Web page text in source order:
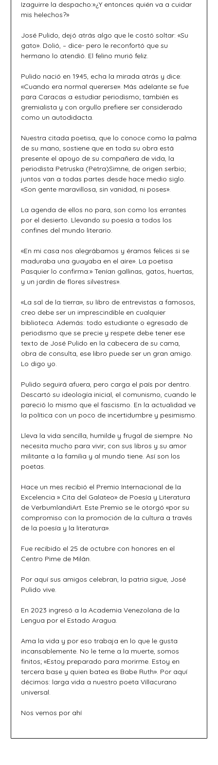
Izaguirre la despacho:»¿Y entonces quién va a cuidar
mis helechos?»
José Pulido, dejó atrás algo que le costó soltar: «Su
gato». Dolió, – dice- pero le reconfortó que su
hermano lo atendió. El felino murió feliz.
Pulido nació en 1945, echa la mirada atrás y dice:
«Cuando era normal quererse». Más adelante se fue
para Caracas a estudiar periodismo; también es
gremialista y con orgullo prefiere ser considerado
como un autodidacta.
Nuestra citada poetisa, que lo conoce como la palma
de su mano, sostiene que en toda su obra está
presente el apoyo de su compañera de vida, la
periodista Petruska (Petra)Simne, de origen serbio;
juntos van a todas partes desde hace medio siglo.
«Son gente maravillosa, sin vanidad, ni poses».
La agenda de ellos no para, son como los errantes
por el desierto. Llevando su poesía a todos los
confines del mundo literario.
«En mi casa nos alegrábamos y éramos felices si se
maduraba una guayaba en el aire». La poetisa
Pasquier lo confirma:» Tenían gallinas, gatos, huertas,
y un jardín de flores silvestres».
«La sal de la tierra», su libro de entrevistas a famosos,
creo debe ser un imprescindible en cualquier
biblioteca. Además: todo estudiante o egresado de
periodismo que se precie y respete debe tener ese
texto de José Pulido en la cabecera de su cama,
obra de consulta, ese libro puede ser un gran amigo.
Lo digo yo.
Pulido seguirá afuera, pero carga el país por dentro.
Descartó su ideología inicial, el comunismo, cuando le
pareció lo mismo que el fascismo. En la actualidad ve
la política con un poco de incertidumbre y pesimismo.
Lleva la vida sencilla, humilde y frugal de siempre. No
necesita mucho para vivir; con sus libros y su amor
militante a la familia y al mundo tiene. Así son los
poetas.
Hace un mes recibió el Premio Internacional de la
Excelencia » Cita del Galateo» de Poesía y Literatura
de VerbumlandiArt. Este Premio se le otorgó «por su
compromiso con la promoción de la cultura a través
de la poesía y la literatura».
Fue recibido el 25 de octubre con honores en el
Centro Pime de Milán.
Por aquí sus amigos celebran, la patria sigue, José
Pulido vive.
En 2023 ingresó a la Academia Venezolana de la
Lengua por el Estado Aragua.
Ama la vida y por eso trabaja en lo que le gusta
incansablemente. No le teme a la muerte, somos
finitos; «Estoy preparado para morirme. Estoy en
tercera base y quien batea es Babe Ruth». Por aquí
décimos: larga vida a nuestro poeta Villacurano
universal.
Nos vemos por ahí